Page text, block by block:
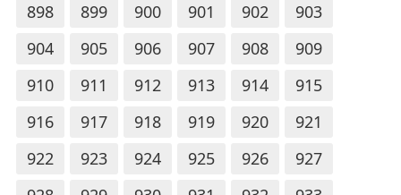
898
899 900 901 902
903
904
905 906 907 908
909
910
911 912 913 914
915
916
917 918 919 920
921
922
923 924 925 926
927